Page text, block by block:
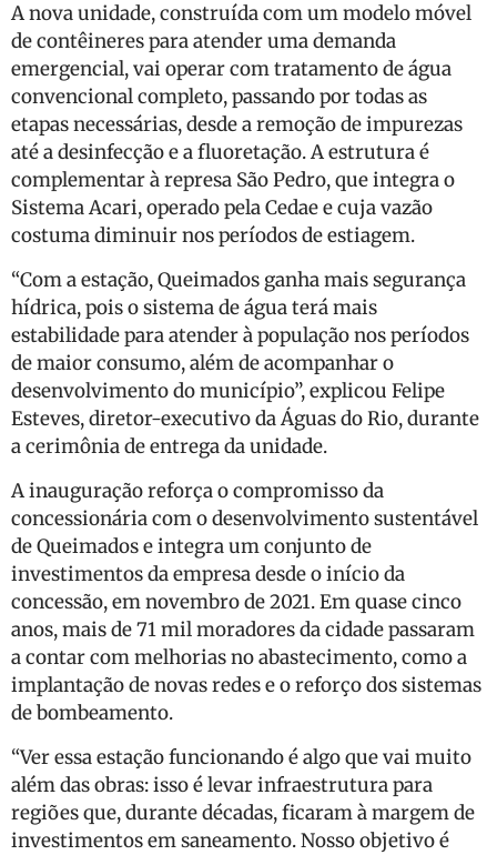
A nova unidade, construída com um modelo móvel
de contêineres para atender uma demanda
emergencial, vai operar com tratamento de água
convencional completo, passando por todas as
etapas necessárias, desde a remoção de impurezas
até a desinfecção e a fluoretação. A estrutura é
complementar à represa São Pedro, que integra o
Sistema Acari, operado pela Cedae e cuja vazão
costuma diminuir nos períodos de estiagem.
“Com a estação, Queimados ganha mais segurança
hídrica, pois o sistema de água terá mais
estabilidade para atender à população nos períodos
de maior consumo, além de acompanhar o
desenvolvimento do município”, explicou Felipe
Esteves, diretor-executivo da Águas do Rio, durante
a cerimônia de entrega da unidade.
A inauguração reforça o compromisso da
concessionária com o desenvolvimento sustentável
de Queimados e integra um conjunto de
investimentos da empresa desde o início da
concessão, em novembro de 2021. Em quase cinco
anos, mais de 71 mil moradores da cidade passaram
a contar com melhorias no abastecimento, como a
implantação de novas redes e o reforço dos sistemas
de bombeamento.
“Ver essa estação funcionando é algo que vai muito
além das obras: isso é levar infraestrutura para
regiões que, durante décadas, ficaram à margem de
investimentos em saneamento. Nosso objetivo é